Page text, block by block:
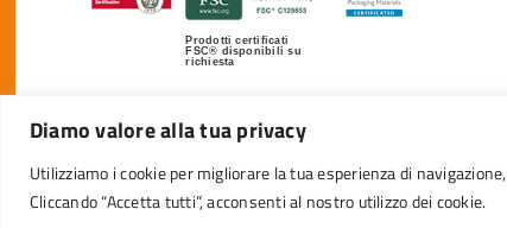
Diamo valore alla tua privacy
Utilizziamo i cookie per migliorare la tua esperienza di
Cliccando “Accetta tutti”, acconsenti al nostro utilizzo dei cookie.
Prodotti certificati
FSC® disponibili su
richiesta